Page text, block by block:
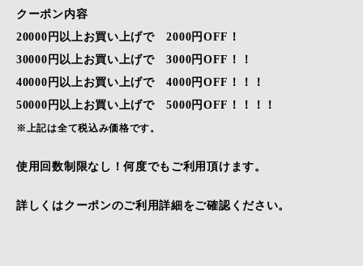
クーポン内容
20000円以上お買い上げで 2000円OFF！
30000円以上お買い上げで 3000円OFF！！
40000円以上お買い上げで 4000円OFF！！！
50000円以上お買い上げで 5000円OFF！！！！
※上記は全て税込み価格です。
使用回数制限なし！何度でもご利用頂けます。
詳しくはクーポンのご利用詳細をご確認ください。